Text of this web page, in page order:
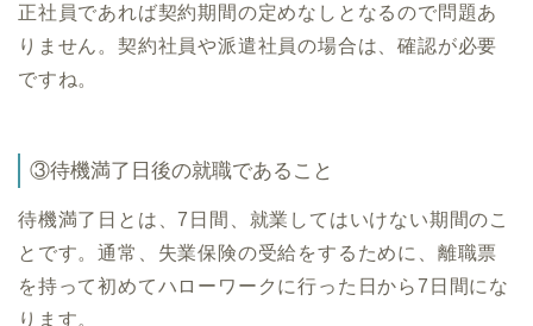
正社員であれば契約期間の定めなしとなるので問題あ
りません。契約社員や派遣社員の場合は、確認が必要
ですね。
③待機満了日後の就職であること
待機満了日とは、7日間、就業してはいけない期間のこ
とです。通常、失業保険の受給をするために、離職票
を持って初めてハローワークに行った日から7日間にな
ります。